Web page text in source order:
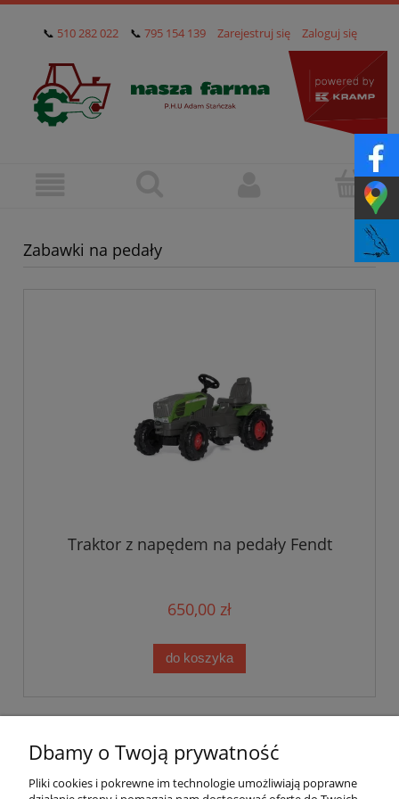
📞 510 282 022 📞 795 154 139 Zarejestruj się Zaloguj się
Zabawki na pedały
Traktor z napędem na pedały Fendt
650,00 zł
do koszyka
Dbamy o Twoją prywatność
Pliki cookies i pokrewne im technologie umożliwiają poprawne